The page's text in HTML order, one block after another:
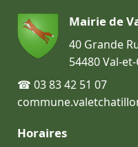
Mairie de
40 Grande
54480 Val-
☎ 03 83 42 51 07
Horaires